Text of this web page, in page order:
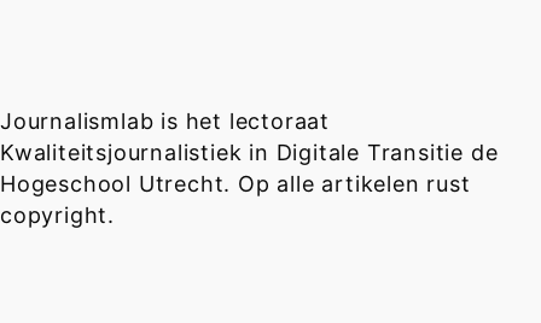
Journalismlab is het lectoraat
Kwaliteitsjournalistiek in Digitale Transitie de
Hogeschool Utrecht. Op alle artikelen rust
copyright.